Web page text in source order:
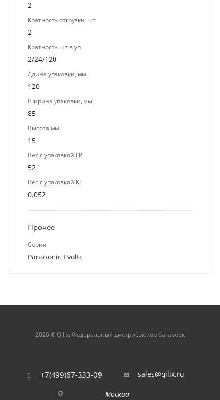
2
Кратность отгрузки, шт
2
Кратность шт в уп
2/24/120
Длина упаковки, мм.
120
Ширина упаковки, мм.
85
Высота мм.
15
Вес с упаковкой ГР
52
Вес с упаковкой КГ
0.052
Прочее
Серия
Panasonic Evolta
2026 © Qilix: Федеральный дистрибьютор батареек
+7(499)67-333-09 sales@qilix.ru
Москва